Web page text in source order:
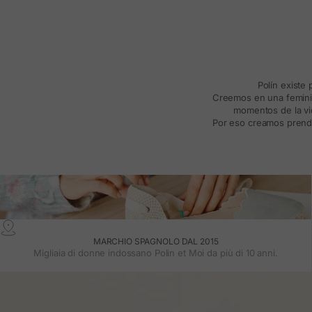
Polín existe
Creemos en una
momentos de la
Por eso creamos
MARCHIO SPAGNOLO DAL 2015
Migliaia di donne indossano Polin et Moi da più di 10 anni.